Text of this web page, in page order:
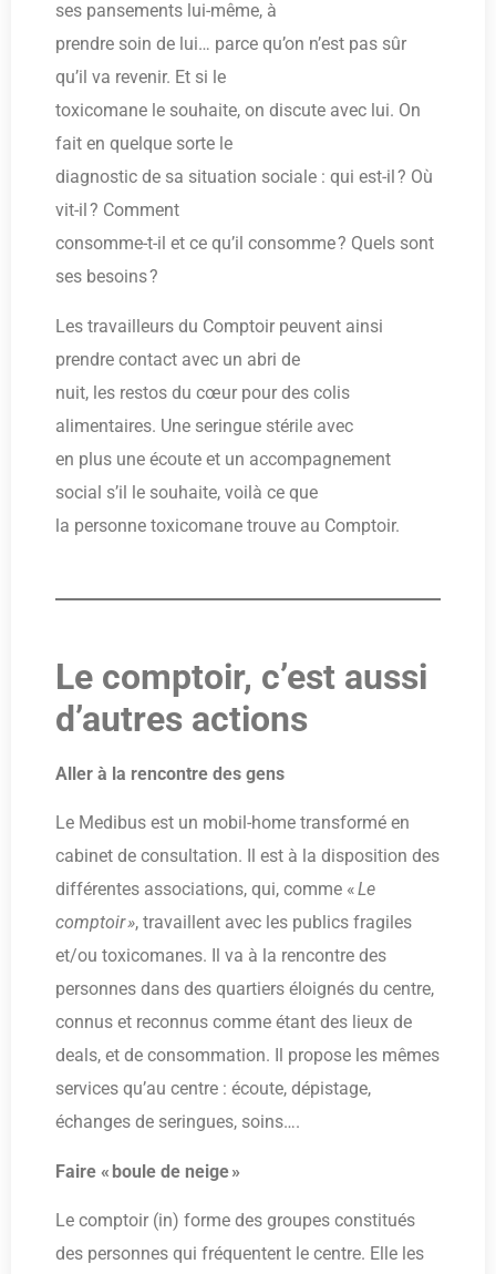
ses pansements lui-même, à
prendre soin de lui… parce qu’on n’est pas sûr
qu’il va revenir. Et si le
toxicomane le souhaite, on discute avec lui. On
fait en quelque sorte le
diagnostic de sa situation sociale : qui est-il ? Où
vit-il ? Comment
consomme-t-il et ce qu’il consomme ? Quels sont
ses besoins ?
Les travailleurs du Comptoir peuvent ainsi
prendre contact avec un abri de
nuit, les restos du cœur pour des colis
alimentaires. Une seringue stérile avec
en plus une écoute et un accompagnement
social s’il le souhaite, voilà ce que
la personne toxicomane trouve au Comptoir.
Le comptoir, c’est aussi
d’autres actions
Aller à la rencontre des gens
Le Medibus est un mobil-home transformé en
cabinet de consultation. Il est à la disposition des
différentes associations, qui, comme «Le
comptoir », travaillent avec les publics fragiles
et/ou toxicomanes. Il va à la rencontre des
personnes dans des quartiers éloignés du centre,
connus et reconnus comme étant des lieux de
deals, et de consommation. Il propose les mêmes
services qu’au centre : écoute, dépistage,
échanges de seringues, soins….
Faire « boule de neige »
Le comptoir (in) forme des groupes constitués
des personnes qui fréquentent le centre. Elle les